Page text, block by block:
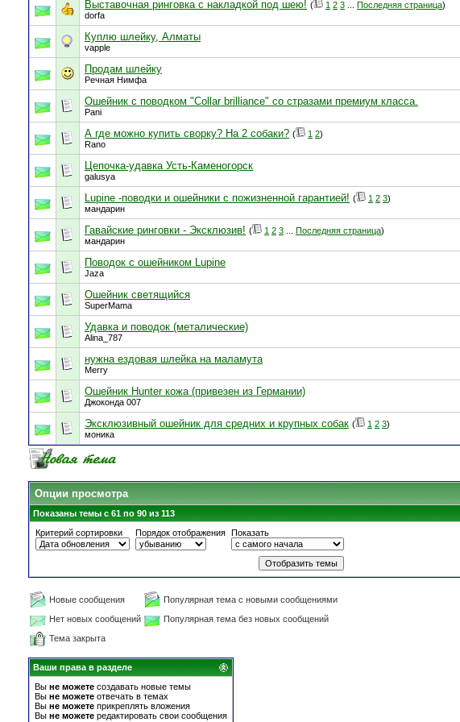
Выставочная ринговка с накладкой под шею! ( 1 2 3 Последняя страница)
dorfa
Куплю шлейку, Алматы
vapple
Продам шлейку
Речная Нимфа
Ошейник с поводком "Collar brilliance" со стразами премиум класса.
Pani
А где можно купить сворку? На 2 собаки? ( 1 2)
Rano
Цепочка-удавка Усть-Каменогорск
galusya
Lupine -поводки и ошейники с пожизненной гарантией! ( 1 2 3)
мандарин
Гавайские ринговки - Эксклюзив! ( 1 2 3 Последняя страница)
мандарин
Поводок с ошейником Lupine
Jaza
Ошейник светящийся
SuperMama
Удавка и поводок (металические)
Alina_787
нужна ездовая шлейка на маламута
Merry
Ошейник Hunter кожа (привезен из Германии)
Джоконда 007
Эксклюзивный ошейник для средних и крупных собак ( 1 2 3)
моника
Опции просмотра
Показаны темы с 61 по 90 из 113
Критерий сортировки
Порядок отображения Показать
Новые сообщения
Популярная тема с новыми сообщениями
Нет новых сообщений
Популярная тема без новых сообщений
Тема закрыта
Ваши права в разделе
Вы не можете создавать новые темы
Вы не можете отвечать в темах
Вы не можете прикреплять вложения
Вы не можете редактировать свои сообщения